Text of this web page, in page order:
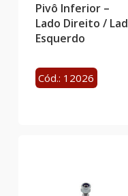
Pivô Inferior –
Lado Direito /
Esquerdo
Cód.: 12026